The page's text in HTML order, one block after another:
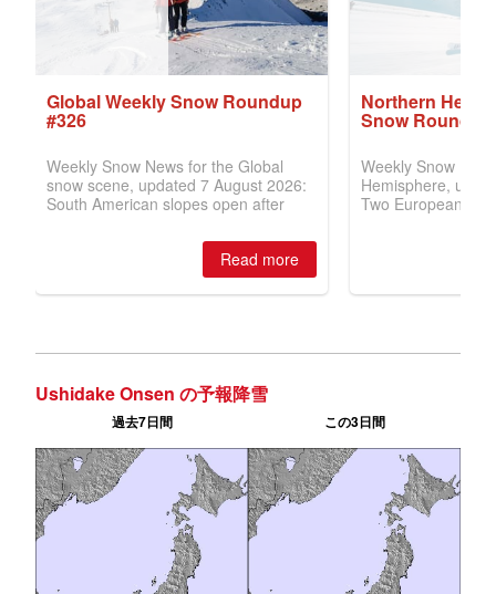
Ushidake Onsen の予報降雪
過去7日間 この3日間